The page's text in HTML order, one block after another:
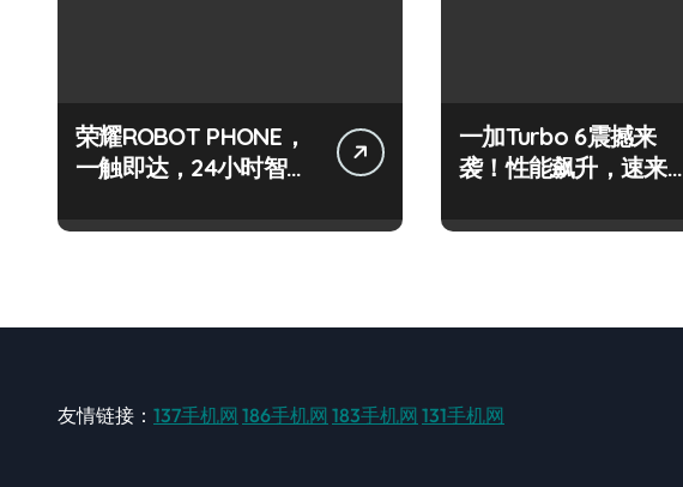
荣耀ROBOT PHONE，
一触即达，24小时智享
一加Turbo 6震撼来
袭！性能飙升，速来解
友情链接： 137手机网 186手机网 183手机网 131手机网